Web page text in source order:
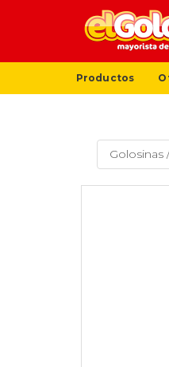
Productos
Golosinas